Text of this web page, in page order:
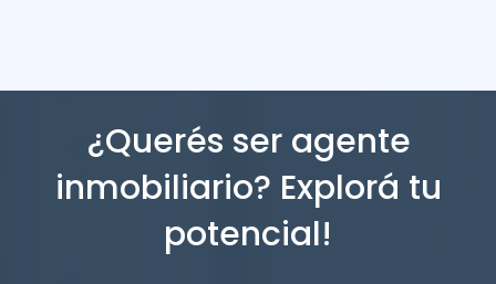
¿Querés ser agente
inmobiliario? Explorá tu
potencial!